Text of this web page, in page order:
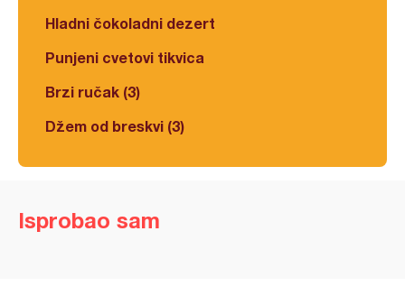
Hladni čokoladni dezert
Punjeni cvetovi tikvica
Brzi ručak (3)
Džem od breskvi (3)
Isprobao sam